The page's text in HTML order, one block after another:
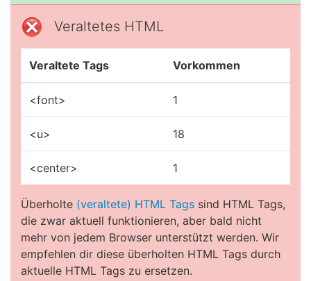
Veraltetes HTML
Veraltete Tags Vorkommen
<font> 1
<u> 18
<center> 1
Überholte (veraltete) HTML Tags sind HTML Tags,
die zwar aktuell funktionieren, aber bald nicht
mehr von jedem Browser unterstützt werden. Wir
empfehlen dir diese überholten HTML Tags durch
aktuelle HTML Tags zu ersetzen.